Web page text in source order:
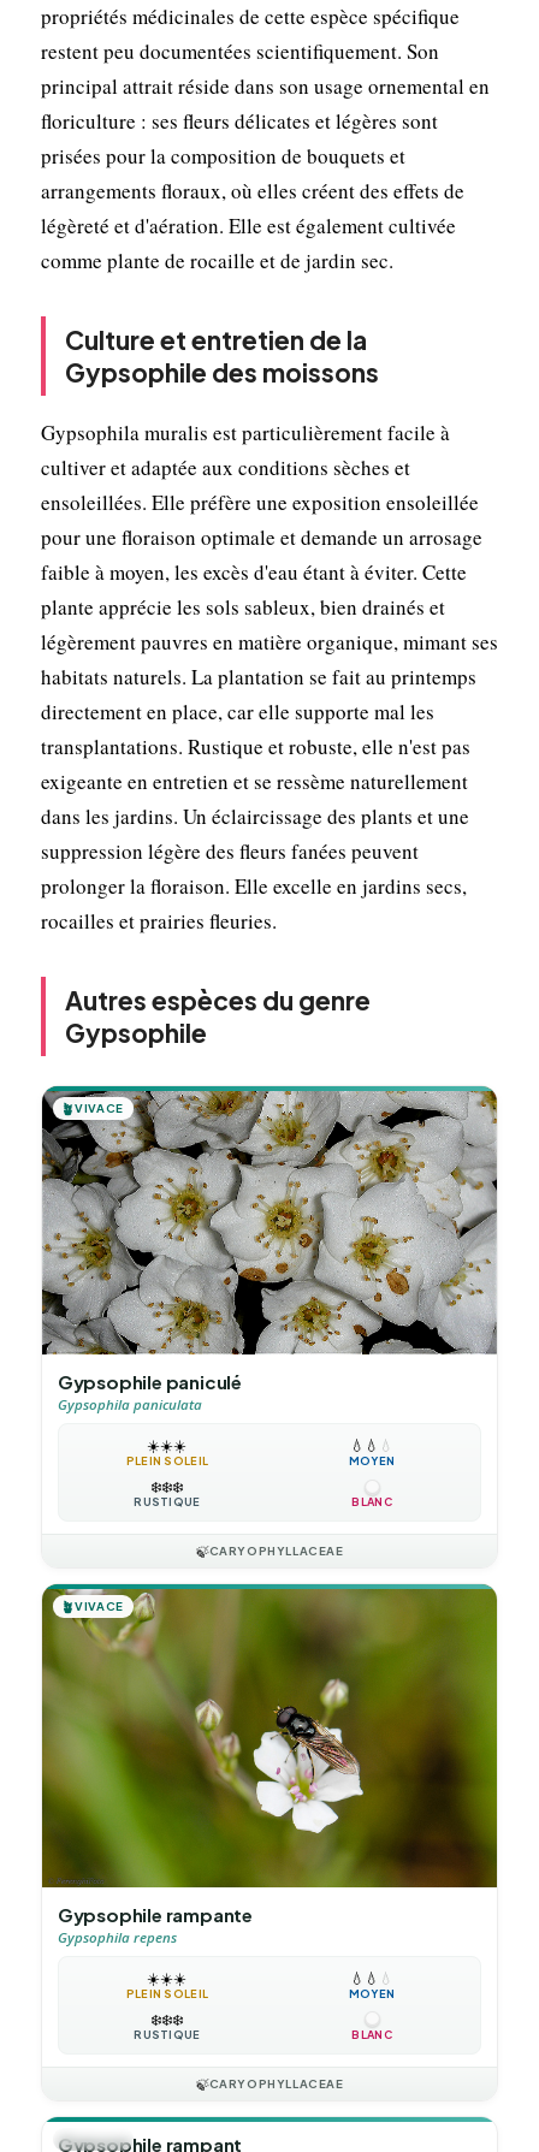
propriétés médicinales de cette espèce spécifique
restent peu documentées scientifiquement. Son
principal attrait réside dans son usage ornemental en
floriculture : ses fleurs délicates et légères sont
prisées pour la composition de bouquets et
arrangements floraux, où elles créent des effets de
légèreté et d'aération. Elle est également cultivée
comme plante de rocaille et de jardin sec.
Culture et entretien de la
Gypsophile des moissons
Gypsophila muralis est particulièrement facile à
cultiver et adaptée aux conditions sèches et
ensoleillées. Elle préfère une exposition ensoleillée
pour une floraison optimale et demande un arrosage
faible à moyen, les excès d'eau étant à éviter. Cette
plante apprécie les sols sableux, bien drainés et
légèrement pauvres en matière organique, mimant ses
habitats naturels. La plantation se fait au printemps
directement en place, car elle supporte mal les
transplantations. Rustique et robuste, elle n'est pas
exigeante en entretien et se ressème naturellement
dans les jardins. Un éclaircissage des plants et une
suppression légère des fleurs fanées peuvent
prolonger la floraison. Elle excelle en jardins secs,
rocailles et prairies fleuries.
Autres espèces du genre
Gypsophile
🪴VIVACE
Gypsophile paniculé
Gypsophila paniculata
☀️☀️☀️
PLEIN SOLEIL
💧 💧 💧
MOYEN
❄️❄️❄️
RUSTIQUE BLANC
🍃CARYOPHYLLACEAE
🪴VIVACE
Gypsophile rampante
Gypsophila repens
☀️☀️☀️
PLEIN SOLEIL
💧 💧 💧
MOYEN
❄️❄️❄️
RUSTIQUE BLANC
🍃CARYOPHYLLACEAE
🪴VIVACE
Gypsophile rampant